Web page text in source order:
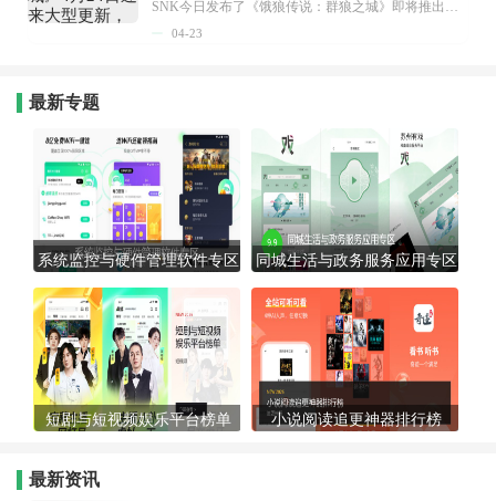
04-23
最新专题
系统监控与硬件管理软件专区 同城生活与政务服务应用专区
短剧与短视频娱乐平台榜单 小说阅读追更神器排行榜
最新资讯